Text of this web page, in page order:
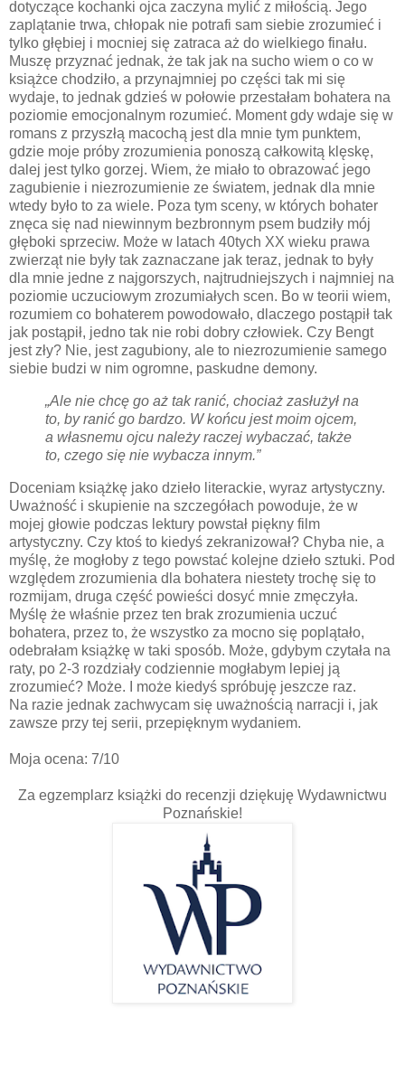
dotyczące kochanki ojca zaczyna mylić z miłością. Jego
zaplątanie trwa, chłopak nie potrafi sam siebie zrozumieć i
tylko głębiej i mocniej się zatraca aż do wielkiego finału.
Muszę przyznać jednak, że tak jak na sucho wiem o co w
książce chodziło, a przynajmniej po części tak mi się
wydaje, to jednak gdzieś w połowie przestałam bohatera na
poziomie emocjonalnym rozumieć. Moment gdy wdaje się w
romans z przyszłą macochą jest dla mnie tym punktem,
gdzie moje próby zrozumienia ponoszą całkowitą klęskę,
dalej jest tylko gorzej. Wiem, że miało to obrazować jego
zagubienie i niezrozumienie ze światem, jednak dla mnie
wtedy było to za wiele. Poza tym sceny, w których bohater
znęca się nad niewinnym bezbronnym psem budziły mój
głęboki sprzeciw. Może w latach 40tych XX wieku prawa
zwierząt nie były tak zaznaczane jak teraz, jednak to były
dla mnie jedne z najgorszych, najtrudniejszych i najmniej na
poziomie uczuciowym zrozumiałych scen. Bo w teorii wiem,
rozumiem co bohaterem powodowało, dlaczego postąpił tak
jak postąpił, jedno tak nie robi dobry człowiek. Czy Bengt
jest zły? Nie, jest zagubiony, ale to niezrozumienie samego
siebie budzi w nim ogromne, paskudne demony.
„Ale nie chcę go aż tak ranić, chociaż zasłużył na
to, by ranić go bardzo. W końcu jest moim ojcem,
a własnemu ojcu należy raczej wybaczać, także
to, czego się nie wybacza innym.”
Doceniam książkę jako dzieło literackie, wyraz artystyczny.
Uważność i skupienie na szczegółach powoduje, że w
mojej głowie podczas lektury powstał piękny film
artystyczny. Czy ktoś to kiedyś zekranizował? Chyba nie, a
myślę, że mogłoby z tego powstać kolejne dzieło sztuki. Pod
względem zrozumienia dla bohatera niestety trochę się to
rozmijam, druga część powieści dosyć mnie zmęczyła.
Myślę że właśnie przez ten brak zrozumienia uczuć
bohatera, przez to, że wszystko za mocno się poplątało,
odebrałam książkę w taki sposób. Może, gdybym czytała na
raty, po 2-3 rozdziały codziennie mogłabym lepiej ją
zrozumieć? Może. I może kiedyś spróbuję jeszcze raz.
Na razie jednak zachwycam się uważnością narracji i, jak
zawsze przy tej serii, przepięknym wydaniem.
Moja ocena: 7/10
Za egzemplarz książki do recenzji dziękuję Wydawnictwu
Poznańskie!